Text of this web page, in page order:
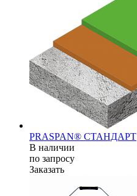
PRASPAN® СТАНДАРТ
В наличии
по запросу
Заказать